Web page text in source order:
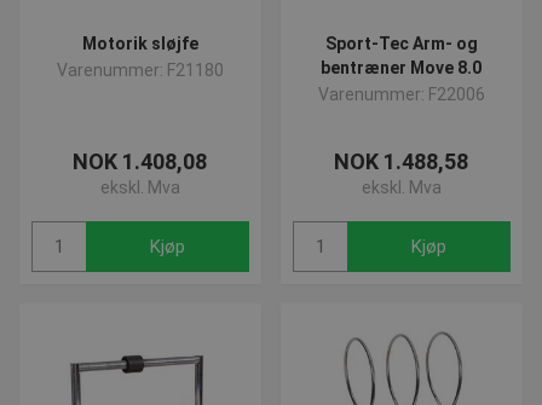
Motorik sløjfe
Varenummer: F21180
NOK 1.408,08
ekskl. Mva
Kjøp
Sport-Tec Arm- og
bentræner Move 8.0
Varenummer: F22006
NOK 1.488,58
ekskl. Mva
Kjøp